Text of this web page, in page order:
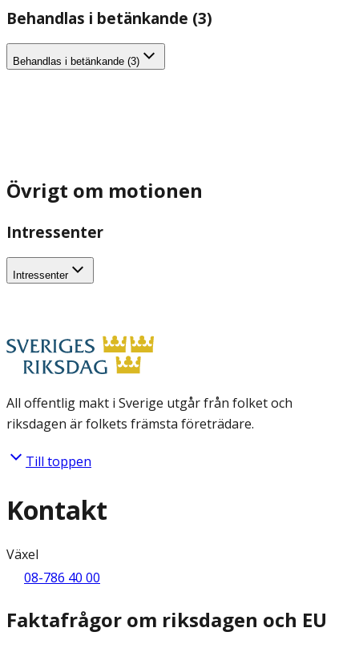
Behandlas i betänkande (3)
Behandlas i betänkande (3)
Övrigt om motionen
Intressenter
Intressenter
All offentlig makt i Sverige utgår från folket och
riksdagen är folkets främsta företrädare.
Till toppen
Kontakt
Växel
08-786 40 00
Faktafrågor om riksdagen och EU